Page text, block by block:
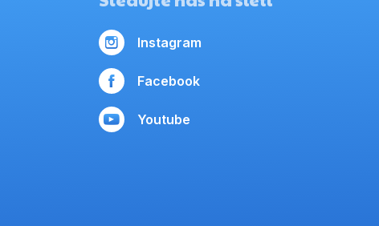
Instagram
Facebook
Youtube